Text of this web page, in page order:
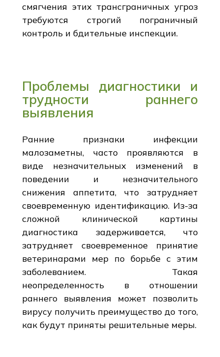
смягчения этих трансграничных угроз
требуются строгий пограничный
контроль и бдительные инспекции.
Проблемы диагностики и
трудности раннего
выявления
Ранние признаки инфекции
малозаметны, часто проявляются в
виде незначительных изменений в
поведении и незначительного
снижения аппетита, что затрудняет
своевременную идентификацию. Из-за
сложной клинической картины
диагностика задерживается, что
затрудняет своевременное принятие
ветеринарами мер по борьбе с этим
заболеванием. Такая
неопределенность в отношении
раннего выявления может позволить
вирусу получить преимущество до того,
как будут приняты решительные меры.